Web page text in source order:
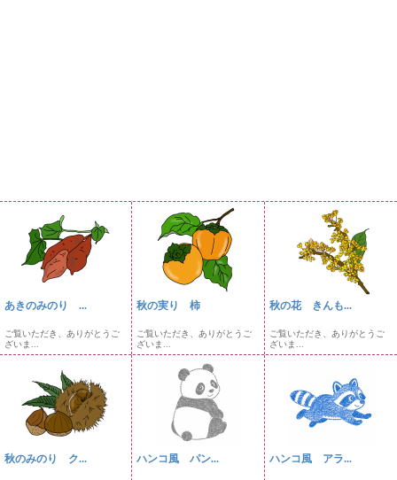
あきのみのり ...
ご覧いただき、ありがとうご
ざいま...
秋の実り 柿
ご覧いただき、ありがとうご
ざいま...
秋の花 きんも...
ご覧いただき、ありがとうご
ざいま...
秋のみのり ク... ハンコ風 パン... ハンコ風 アラ...